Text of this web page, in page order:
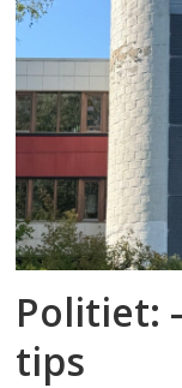
Politiet:
tips